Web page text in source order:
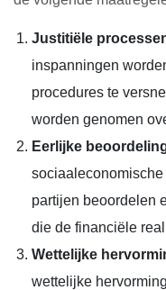
Justitiële
inspanningen
procedures te
worden genomen
Eerlijke
partijen beoordelen
die de financiële
Wettelijke
wettelijke